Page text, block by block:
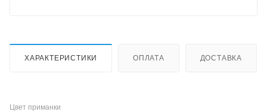
ХАРАКТЕРИСТИКИ ОПЛАТА ДОСТАВКА
Цвет приманки